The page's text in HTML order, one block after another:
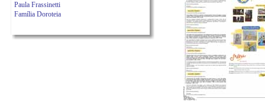
Paula Frassinetti
Família Doroteia